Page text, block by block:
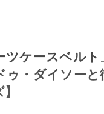
ツケースベルト
ゥ・ダイソーと